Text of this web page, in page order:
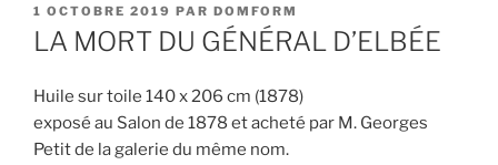
PUBLIÉ
LE
1 OCTOBRE 2019 PAR DOMFORM
LA MORT DU GÉNÉRAL D’ELBÉE
Huile sur toile 140 x 206 cm (1878)
exposé au Salon de 1878 et acheté par M. Georges
Petit de la galerie du même nom.